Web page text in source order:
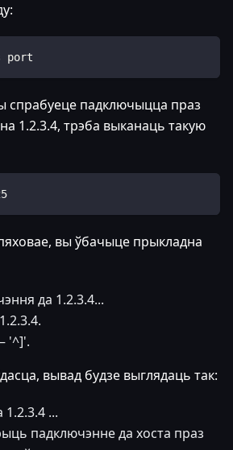
port
спрабуеце падключыцца праз
1.2.3.4, трэба выканаць такую
вы ўбачыце прыкладна
да 1.2.3.4...
'^]'.
вывад будзе выглядаць так:
...
падключэнне да хоста праз